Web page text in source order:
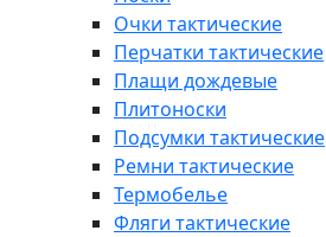
Очки тактические
Перчатки тактические
Плащи дождевые
Плитоноски
Подсумки тактические
Ремни тактические
Термобелье
Фляги тактические